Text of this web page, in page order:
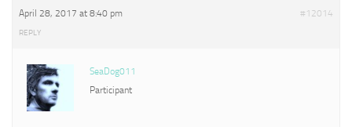
April 28, 2017 at 8:40 pm #12014
REPLY
SeaDog011
Participant